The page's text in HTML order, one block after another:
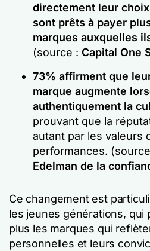
directement leur
sont prêts à payer
marques auxquelles
(source : Capital One
73% affirment que
marque augmente
authentiquement la
prouvant que la
autant par les valeurs
performances.
Edelman de la
Ce changement est
les jeunes générations, qui
plus les marques qui
personnelles et leurs